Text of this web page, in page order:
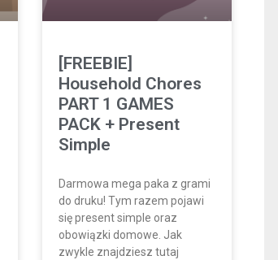
[FREEBIE]
Household Chores
PART 1 GAMES
PACK + Present
Simple
Darmowa mega paka z grami
do druku! Tym razem pojawi
się present simple oraz
obowiązki domowe. Jak
zwykle znajdziesz tutaj